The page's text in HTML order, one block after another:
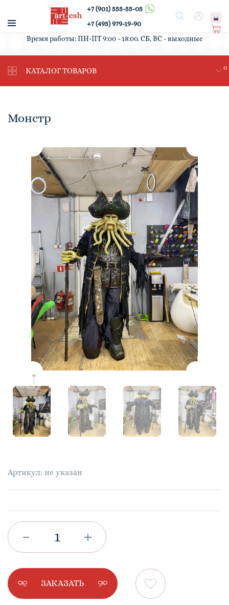
Поиск
+7 (901) 555-55-05
+7 (495) 979-19-90
Ко
ин
а
0
Вход
/
Время работы: ПН-ПТ 9:00 - 18:00. СБ, ВС - выходные
КАТАЛОГ ТОВАРОВ
Монстр
Артикул: не указан
ЗАКАЗАТЬ